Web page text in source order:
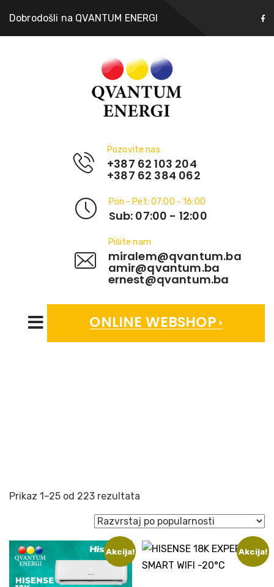
Dobrodošli na QVANTUM ENERGI
Pozovite nas
+387 62 103 204
+387 62 384 062
Pon - Pet: 07:00 - 16:00
Sub: 07:00 - 12:00
Pišite nam
miralem@qvantum.ba
amir@qvantum.ba
ernest@qvantum.ba
ONLINE WEBSHOP
Prikaz 1–25 od 223 rezultata
by
popularity
Akcija! Akcija!